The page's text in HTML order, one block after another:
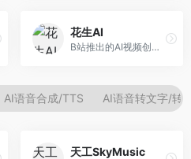
花生AI
B站推出的AI视频创作工具，专注于短视频内容生成。面向B站创作者，支持视频生成、视频编辑等功能，与B站平台深度整合，创作效率高。
AI语音合成/TTS AI语音转文字/转
天工SkyMusic